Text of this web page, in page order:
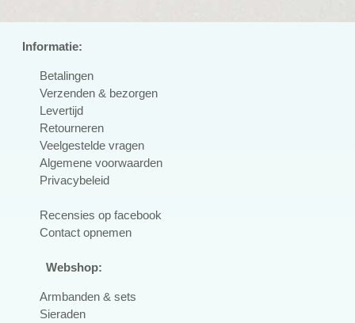
Informatie:
Betalingen
Verzenden & bezorgen
Levertijd
Retourneren
Veelgestelde vragen
Algemene voorwaarden
Privacybeleid
Recensies op facebook
Contact opnemen
Webshop:
Armbanden & sets
Sieraden